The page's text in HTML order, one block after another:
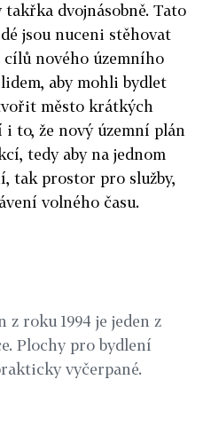
dvojnásobně. Tato
jsou nuceni stěhovat
cílů nového územního
aby mohli bydlet
město krátkých
to, že nový územní plán
tedy aby na jednom
tak prostor pro služby,
volného času.
roku 1994 je jeden z
Plochy pro bydlení
vyčerpané.